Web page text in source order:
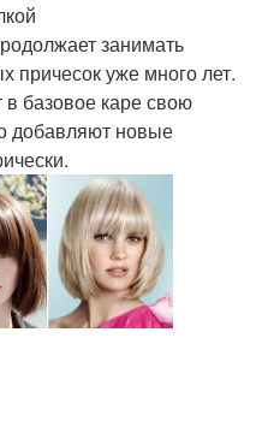
занимать
причесок уже много лет.
в базовое каре свою
добавляют новые